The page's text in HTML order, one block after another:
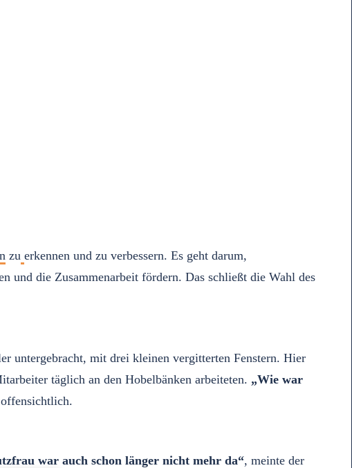
zu erkennen und zu verbessern. Es geht darum,
und die Zusammenarbeit fördern. Das schließt die Wahl des
untergebracht, mit drei kleinen vergitterten Fenstern. Hier
täglich an den Hobelbänken arbeiteten. „Wie war
war auch schon länger nicht mehr da“, meinte der